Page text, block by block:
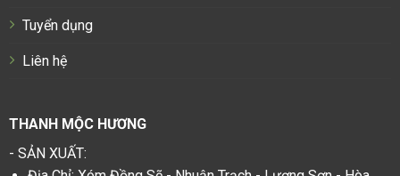
Tuyển dụng
Liên hệ
THANH MỘC HƯƠNG
- SẢN XUẤT: